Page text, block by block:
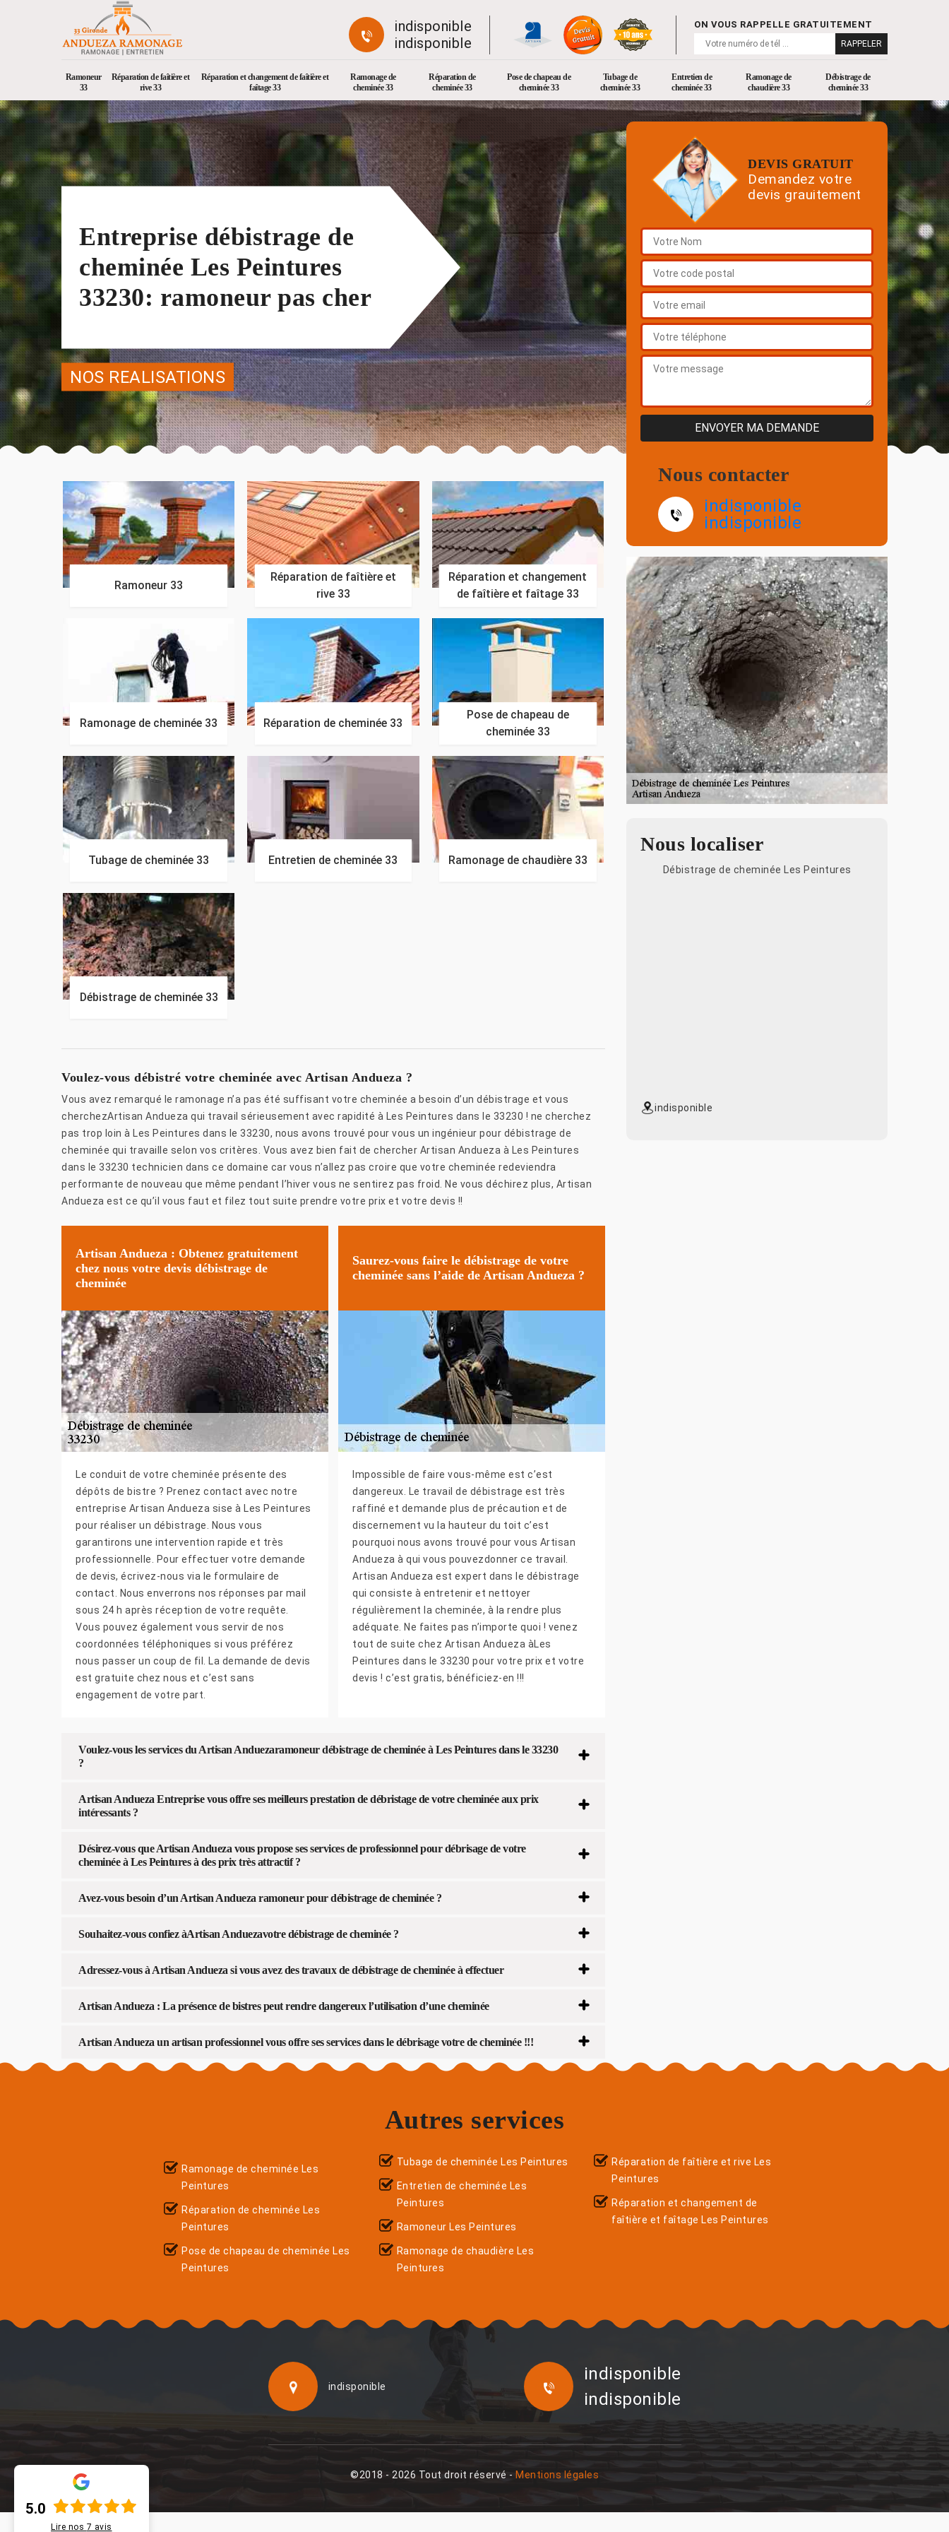
indisponible
indisponible
ON VOUS RAPPELLE GRATUITEMENT
Ramoneur
33
Réparation de faîtière et
rive 33
Réparation et changement de faîtière et
faîtage 33
Ramonage de
cheminée 33
Réparation de
cheminée 33
Pose de chapeau de
cheminée 33
Tubage de
cheminée 33
Entretien de
cheminée 33
Ramonage de
chaudière 33
Débistrage de
cheminée 33
Entreprise débistrage de
cheminée Les Peintures
33230: ramoneur pas cher
NOS REALISATIONS
Ramoneur 33
Réparation de faîtière et
rive 33
Réparation et changement
de faîtière et faîtage 33
Ramonage de cheminée 33 Réparation de cheminée 33
Pose de chapeau de
cheminée 33
Tubage de cheminée 33 Entretien de cheminée 33 Ramonage de chaudière 33
Débistrage de cheminée 33
Voulez-vous débistré votre cheminée avec Artisan Andueza ?
Vous avez remarqué le ramonage n’a pas été suffisant votre cheminée a besoin d’un débistrage et vous
cherchezArtisan Andueza qui travail sérieusement avec rapidité à Les Peintures dans le 33230 ! ne cherchez
pas trop loin à Les Peintures dans le 33230, nous avons trouvé pour vous un ingénieur pour débistrage de
cheminée qui travaille selon vos critères. Vous avez bien fait de chercher Artisan Andueza à Les Peintures
dans le 33230 technicien dans ce domaine car vous n’allez pas croire que votre cheminée redeviendra
performante de nouveau que même pendant l’hiver vous ne sentirez pas froid. Ne vous déchirez plus, Artisan
Andueza est ce qu’il vous faut et filez tout suite prendre votre prix et votre devis !!
Artisan Andueza : Obtenez gratuitement
chez nous votre devis débistrage de
cheminée
Le conduit de votre cheminée présente des
dépôts de bistre ? Prenez contact avec notre
entreprise Artisan Andueza sise à Les Peintures
pour réaliser un débistrage. Nous vous
garantirons une intervention rapide et très
professionnelle. Pour effectuer votre demande
de devis, écrivez-nous via le formulaire de
contact. Nous enverrons nos réponses par mail
sous 24 h après réception de votre requête.
Vous pouvez également vous servir de nos
coordonnées téléphoniques si vous préférez
nous passer un coup de fil. La demande de devis
est gratuite chez nous et c’est sans
engagement de votre part.
Saurez-vous faire le débistrage de votre
cheminée sans l’aide de Artisan Andueza ?
Impossible de faire vous-même est c’est
dangereux. Le travail de débistrage est très
raffiné et demande plus de précaution et de
discernement vu la hauteur du toit c’est
pourquoi nous avons trouvé pour vous Artisan
Andueza à qui vous pouvezdonner ce travail.
Artisan Andueza est expert dans le débistrage
qui consiste à entretenir et nettoyer
régulièrement la cheminée, à la rendre plus
adéquate. Ne faites pas n’importe quoi ! venez
tout de suite chez Artisan Andueza àLes
Peintures dans le 33230 pour votre prix et votre
devis ! c’est gratis, bénéficiez-en !!!
Voulez-vous les services du Artisan Anduezaramoneur débistrage de cheminée à Les Peintures dans le 33230
?
Artisan Andueza Entreprise vous offre ses meilleurs prestation de débristage de votre cheminée aux prix
intéressants ?
Désirez-vous que Artisan Andueza vous propose ses services de professionnel pour débrisage de votre
cheminée à Les Peintures à des prix très attractif ?
Avez-vous besoin d’un Artisan Andueza ramoneur pour débistrage de cheminée ?
Souhaitez-vous confiez àArtisan Anduezavotre débistrage de cheminée ?
Adressez-vous à Artisan Andueza si vous avez des travaux de débistrage de cheminée à effectuer
Artisan Andueza : La présence de bistres peut rendre dangereux l’utilisation d’une cheminée
Artisan Andueza un artisan professionnel vous offre ses services dans le débrisage votre de cheminée !!!
DEVIS GRATUIT
Demandez votre
devis grauitement
Nous contacter
indisponible
indisponible
Nous localiser
Débistrage de cheminée Les Peintures
indisponible
Autres services
Ramonage de cheminée Les
Peintures
Réparation de cheminée Les
Peintures
Pose de chapeau de cheminée Les
Peintures
Tubage de cheminée Les Peintures
Entretien de cheminée Les
Peintures
Ramoneur Les Peintures
Ramonage de chaudière Les
Peintures
Réparation de faîtière et rive Les
Peintures
Réparation et changement de
faîtière et faîtage Les Peintures
indisponible
indisponible
indisponible
©2018 - 2026 Tout droit réservé - Mentions légales
5.0
Lire nos 7 avis